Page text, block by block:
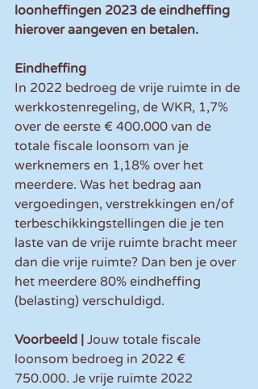
loonheffingen 2023 de eindheffing
hierover aangeven en betalen.
Eindheffing
In 2022 bedroeg de vrije ruimte in de
werkkostenregeling, de WKR, 1,7%
over de eerste € 400.000 van de
totale fiscale loonsom van je
werknemers en 1,18% over het
meerdere. Was het bedrag aan
vergoedingen, verstrekkingen en/of
terbeschikkingstellingen die je ten
laste van de vrije ruimte bracht meer
dan die vrije ruimte? Dan ben je over
het meerdere 80% eindheffing
(belasting) verschuldigd.
Voorbeeld | Jouw totale fiscale
loonsom bedroeg in 2022 €
750.000. Je vrije ruimte 2022